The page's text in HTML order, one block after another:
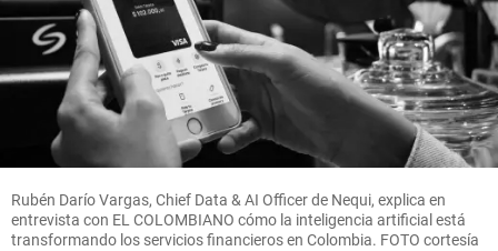
Flores que
cruzan el
cielo: así
es el
negocio
que mueve
US$ 380
millones
en el
Oriente
antioqueño
Rubén Darío Vargas, Chief Data & AI Officer de Nequi, explica en
entrevista con EL COLOMBIANO cómo la inteligencia artificial está
transformando los servicios financieros en Colombia. FOTO cortesía